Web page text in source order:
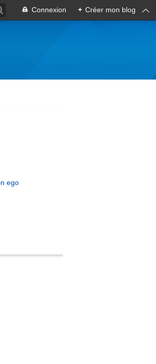
Connexion + Créer mon blog
: "Si je suis Ministre, c'est pour faire
ego